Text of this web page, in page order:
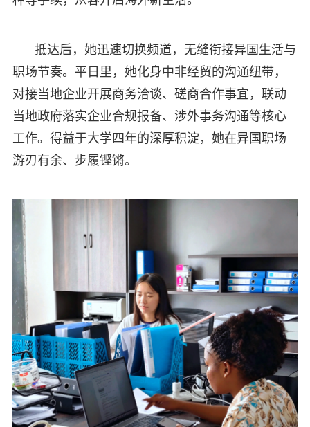
抵达后，她迅速切换频道，无缝衔接异国生活与
职场节奏。平日里，她化身中非经贸的沟通纽带，
对接当地企业开展商务洽谈、磋商合作事宜，联动
当地政府落实企业合规报备、涉外事务沟通等核心
工作。得益于大学四年的深厚积淀，她在异国职场
游刃有余、步履铿锵。